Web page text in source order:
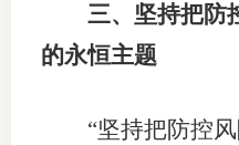
三、坚持把防
的永恒主题
“坚持把防控风